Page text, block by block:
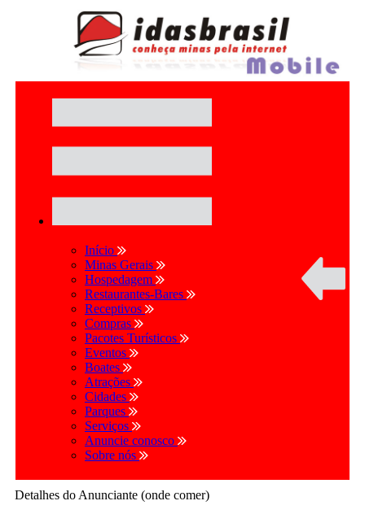
Início
Minas Gerais
Hospedagem
Restaurantes-Bares
Receptivos
Compras
Pacotes Turísticos
Eventos
Boates
Atrações
Cidades
Parques
Serviços
Anuncie conosco
Sobre nós
Detalhes do Anunciante (onde comer)